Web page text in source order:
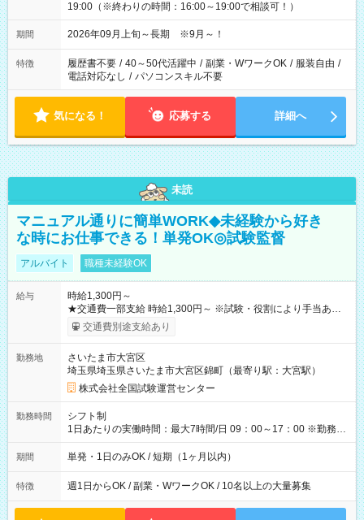
19:00（※終わりの時間：16:00～19:00で相談可！）
期間 2026年09月上旬～長期 ※9月～！
特徴 履歴書不要 / 40～50代活躍中 / 副業・WワークOK / 服装自由 /
電話対応なし / パソコンスキル不要
気になる！ 応募する 詳細へ
未読
マニュアル通りに簡単WORK◆未経験から好き
な時にお仕事できる！単発OK◎試験監督
アルバイト 職種未経験OK
給与
時給1,300円～
★交通費一部支給 時給1,300円～ ※試験・役割により手当あり
※勤務回数により昇給あり 【即給（前払い）オプションあ
り！】 希望される場合、勤務から1週間ほどで給与の一部を受け
例】 ・河合塾模擬試験 8:30～17:30（休憩1時間） 時給1,300円
×8時間＝日収10,400円＋交通費 ※当日の役割により時給＋100
円の場合あり ・国家試験 7:00～13:30（休憩なし） 時給1,300
円（役割手当＋100円）×6時間＝日収8,400円＋交通費 【試用期
間】試用期間なし
交通費別途支給あり
勤務地
さいたま市大宮区
埼玉県埼玉県さいたま市大宮区錦町（最寄り駅：大宮駅）
株式会社全国試験運営センター
勤務時間
シフト制
1日あたりの実働時間：最大7時間/日 09：00～17：00 ※勤務時
間は 試験により異なります。
期間 単発・1日のみOK / 短期（1ヶ月以内）
特徴 週1日からOK / 副業・WワークOK / 10名以上の大量募集